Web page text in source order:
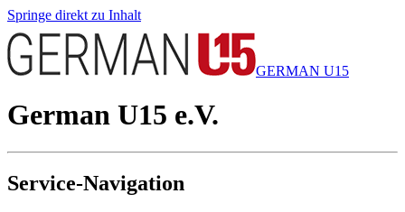
Springe direkt zu Inhalt
GERMAN U15
German U15 e.V.
Service-Navigation